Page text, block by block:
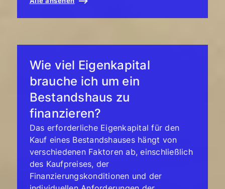
Wie viel Eigenkapital
brauche ich um ein
Bestandshaus zu
finanzieren?
Das erforderliche Eigenkapital für den
Kauf eines Bestandshauses hängt von
verschiedenen Faktoren ab, einschließlich
des Kaufpreises, der
Finanzierungskonditionen und der